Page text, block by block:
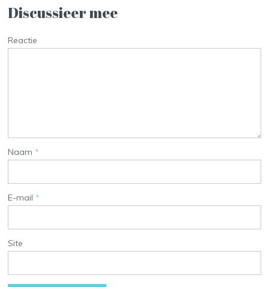
Discussieer mee
Reactie
Naam *
E-mail *
Site